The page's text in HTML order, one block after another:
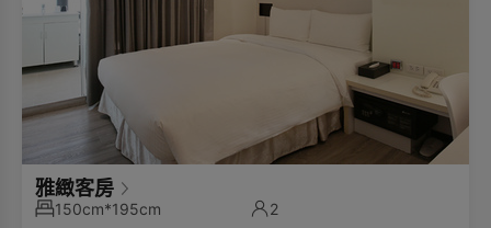
雅緻客房
150cm*195cm
2